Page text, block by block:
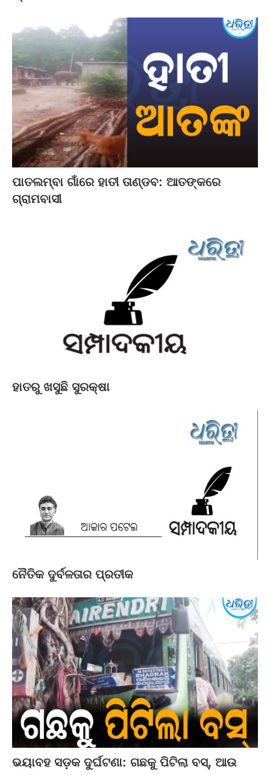
ପାତଲମ୍ବା ଗାଁରେ ହାତୀ ତାଣ୍ଡବ: ଆତଙ୍କରେ
ଗ୍ରାମବାସୀ
ହାତରୁ ଖସୁଛି ସୁରକ୍ଷା
ନୈତିକ ଦୁର୍ବଳତାର ପ୍ରତୀକ
ଭୟାବହ ସଡ଼କ ଦୁର୍ଘଟଣା: ଗଛକୁ ପିଟିଲା ବସ୍‌, ଆଉ